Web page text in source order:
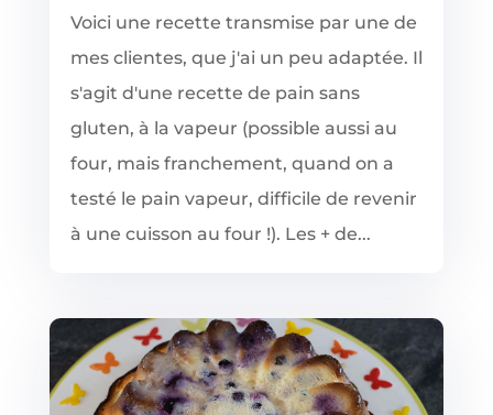
Voici une recette transmise par une de
mes clientes, que j'ai un peu adaptée. Il
s'agit d'une recette de pain sans
gluten, à la vapeur (possible aussi au
four, mais franchement, quand on a
testé le pain vapeur, difficile de revenir
à une cuisson au four !). Les + de...